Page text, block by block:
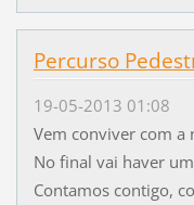
Percurso
19-05-2013 01:08
Vem conviver com a
No final vai haver
Contamos contigo,